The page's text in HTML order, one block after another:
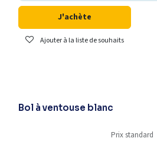
J'achète
Ajouter à la liste de souhaits
Bol à ventouse blanc
Prix standard